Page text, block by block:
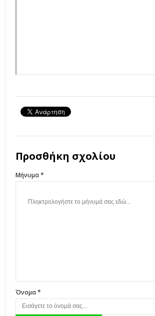
Προσθήκη σχολίου
Μήνυμα *
Όνομα *